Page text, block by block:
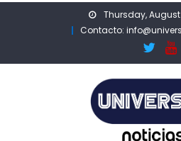
Thursday, August
Contacto: